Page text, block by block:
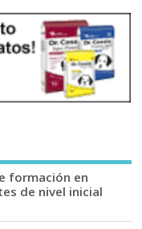
formación en
de nivel inicial